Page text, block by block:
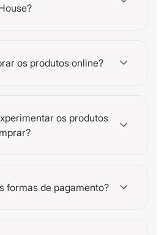
os produtos online?
os produtos
formas de pagamento?